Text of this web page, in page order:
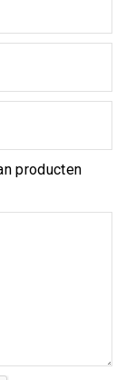
producten